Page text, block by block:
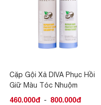
Dầu Xả Kerastase Bain
Therapiste Phục Hồi Tóc Hư
Tổn
1.080.000đ - 2.200.000đ